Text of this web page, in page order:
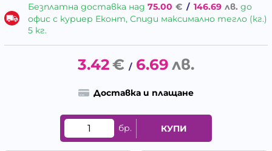
Безплатна доставка над 75.00 € / 146.69 лв. до
офис с куриер Еконт, Спиди максимално тегло (кг.)
5 кг.
3.42€ / 6.69 лв.
Доставка и плащане
бр. КУПИ